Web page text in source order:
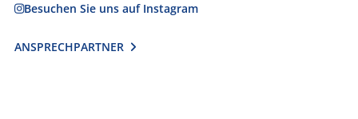
Besuchen Sie uns auf Instagram
ANSPRECHPARTNER 